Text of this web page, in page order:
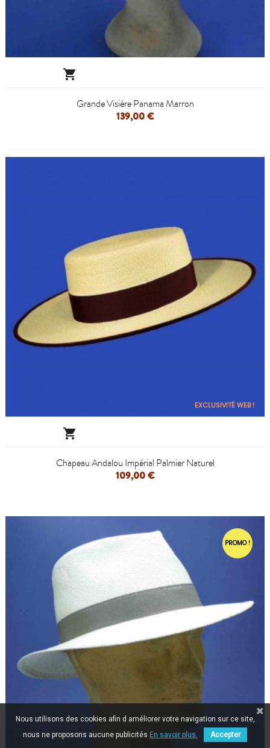

Grande Visiére Panama Marron
139,00 €
EXCLUSIVITÉ WEB !

Chapeau Andalou Impérial Palmier Naturel
109,00 €
PROMO !
Nous utilisons des cookies afin d améliorer votre navigation sur ce site,
nous ne proposons aucune publicités En savoir plus. Accepter